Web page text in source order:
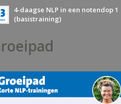
4-daagse NLP in een notendop 1
(basistraining)